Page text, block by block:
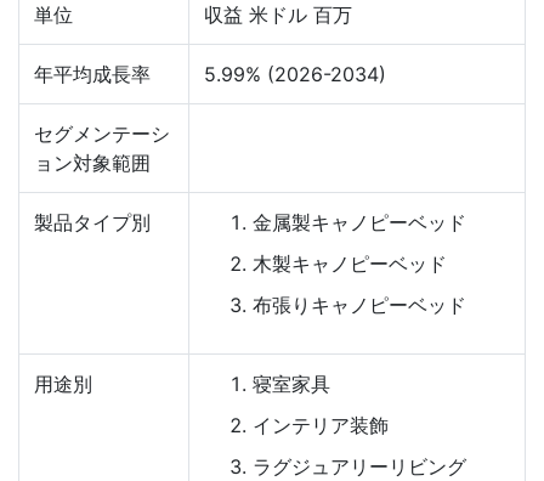
単位 収益 米ドル 百万
年平均成長率 5.99% (2026-2034)
セグメンテーシ
ョン対象範囲
製品タイプ別
金属製キャノピーベッド
木製キャノピーベッド
布張りキャノピーベッド
用途別
寝室家具
インテリア装飾
ラグジュアリーリビング